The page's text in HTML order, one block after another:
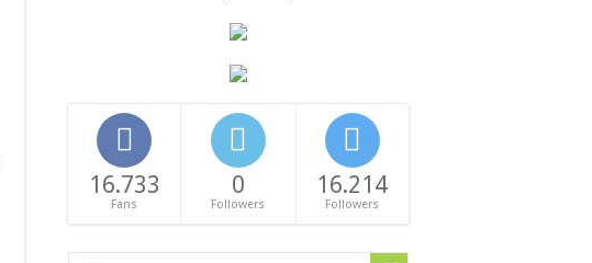
16.733
Fans
0
Followers
16.214
Followers